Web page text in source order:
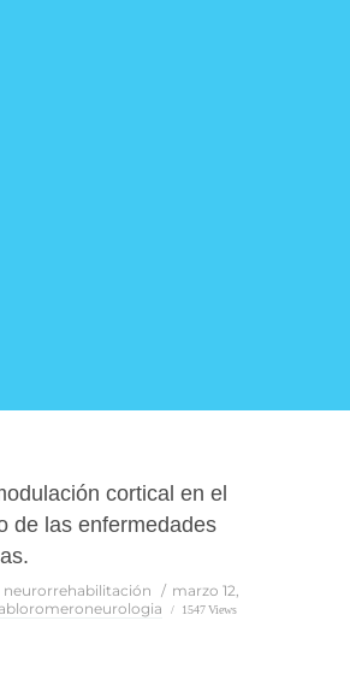
cortical en el
de las enfermedades
neurorrehabilitación
marzo 12,
1547 Views